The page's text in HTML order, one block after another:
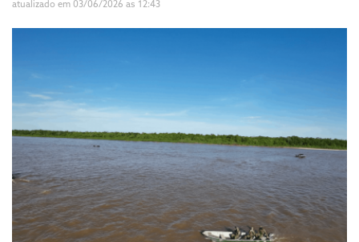
atualizado em 03/06/2026 as 12:43